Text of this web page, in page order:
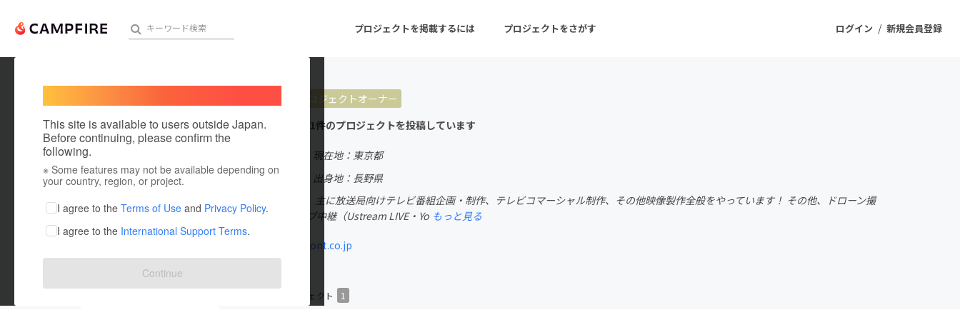
ログイン / 新規会員登録
プロジェクトを掲載するには プロジェクトをさがす
人気のプロジェクト 注目のリターン 注目の新着プロジェクト
アート・写真 音楽
テクノロジー・ガジェット
ゲーム・サービス開発 フード・飲食店
ファッション
映像・映画
ビジネス・起業
まちづくり・地域活性化
This site is available to users outside Japan.
Before continuing, please confirm the
following.
※ Some features may not be available depending on
your country, region, or project.
I agree to the Terms of Use and Privacy Policy.
I agree to the International Support Terms.
Continue
プロジェクトオーナー
これまでに1件のプロジェクトを投稿しています
現在地：東京都
出身国：日本
出身地：長野県
長野と東京で、主に放送局向けテレビ番組企画・制作、テレビコマーシャル制作、その他映像製作全般をやっています！ その他、ドローン撮
影、Webライブ中継（Ustream LIVE・Yo もっと見る
www.m-front.co.jp
プロジェクト 1